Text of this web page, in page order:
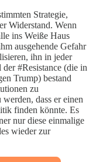
Strategie,
Widerstand. Wenn
ins Weiße Haus
ausgehende Gefahr
ihn in jeder
#Resistance (die in
Trump) bestand
zu
dass er einen
finden könnte. Es
nur diese einmalige
wieder zur